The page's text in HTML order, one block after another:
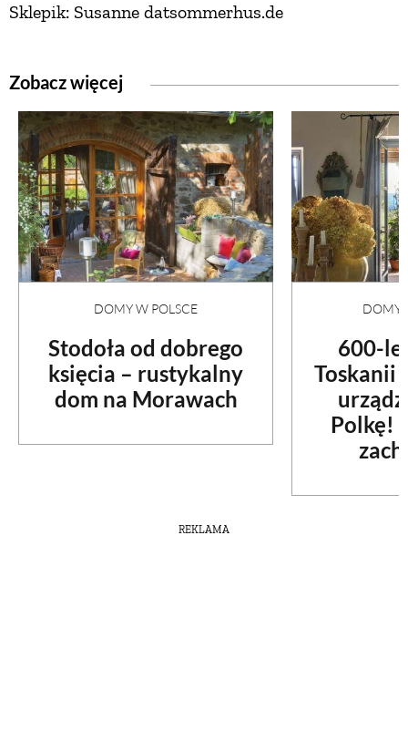
Sklepik: Susanne datsommerhus.de
Zobacz więcej
DOMY W POLSCE
Stodoła od dobrego
księcia – rustykalny
dom na Morawach
DOMY
600-
Toskanii
Polkę!
REKLAMA